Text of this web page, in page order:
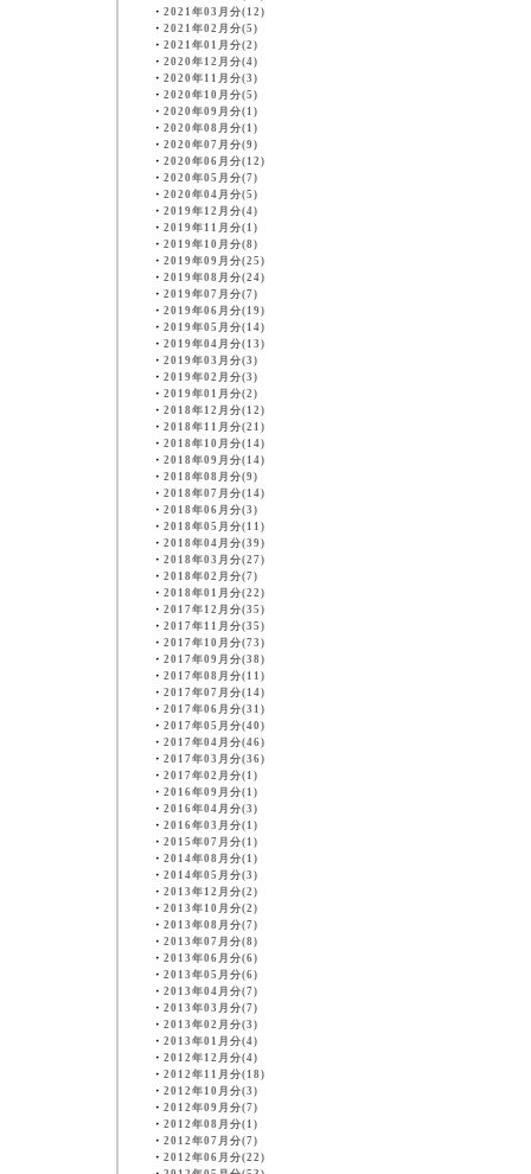
・ 2021年03月分(12)
・ 2021年02月分(5)
・ 2021年01月分(2)
・ 2020年12月分(4)
・ 2020年11月分(3)
・ 2020年10月分(5)
・ 2020年09月分(1)
・ 2020年08月分(1)
・ 2020年07月分(9)
・ 2020年06月分(12)
・ 2020年05月分(7)
・ 2020年04月分(5)
・ 2019年12月分(4)
・ 2019年11月分(1)
・ 2019年10月分(8)
・ 2019年09月分(25)
・ 2019年08月分(24)
・ 2019年07月分(7)
・ 2019年06月分(19)
・ 2019年05月分(14)
・ 2019年04月分(13)
・ 2019年03月分(3)
・ 2019年02月分(3)
・ 2019年01月分(2)
・ 2018年12月分(12)
・ 2018年11月分(21)
・ 2018年10月分(14)
・ 2018年09月分(14)
・ 2018年08月分(9)
・ 2018年07月分(14)
・ 2018年06月分(3)
・ 2018年05月分(11)
・ 2018年04月分(39)
・ 2018年03月分(27)
・ 2018年02月分(7)
・ 2018年01月分(22)
・ 2017年12月分(35)
・ 2017年11月分(35)
・ 2017年10月分(73)
・ 2017年09月分(38)
・ 2017年08月分(11)
・ 2017年07月分(14)
・ 2017年06月分(31)
・ 2017年05月分(40)
・ 2017年04月分(46)
・ 2017年03月分(36)
・ 2017年02月分(1)
・ 2016年09月分(1)
・ 2016年04月分(3)
・ 2016年03月分(1)
・ 2015年07月分(1)
・ 2014年08月分(1)
・ 2014年05月分(3)
・ 2013年12月分(2)
・ 2013年10月分(2)
・ 2013年08月分(7)
・ 2013年07月分(8)
・ 2013年06月分(6)
・ 2013年05月分(6)
・ 2013年04月分(7)
・ 2013年03月分(7)
・ 2013年02月分(3)
・ 2013年01月分(4)
・ 2012年12月分(4)
・ 2012年11月分(18)
・ 2012年10月分(3)
・ 2012年09月分(7)
・ 2012年08月分(1)
・ 2012年07月分(7)
・ 2012年06月分(22)